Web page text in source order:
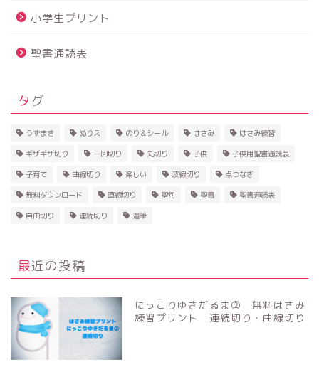
小学生プリント
聖書通読表
タグ
うずまき ぬりえ のり＆シール はさみ はさみ練習
ギザギザ切り 一回切り 丸切り 子供 子供用聖書通読表
子育て 曲線切り 楽しい 波線切り 点つなぎ
無料ダウンロード 直線切り 聖句 聖書 聖書通読表
自由切り 連続切り 運筆
最近の投稿
にっこりゆきだるま② 無料はさみ
練習プリント 連続切り・曲線切り